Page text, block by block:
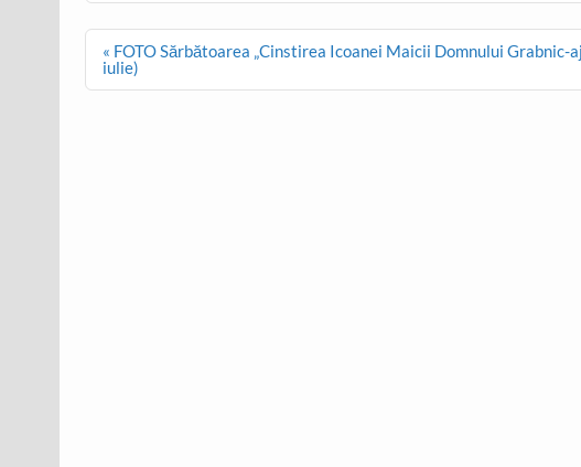
Post
navigation
« FOTO Sărbătoarea „Cinstirea Icoanei Maicii Domnului
iulie)